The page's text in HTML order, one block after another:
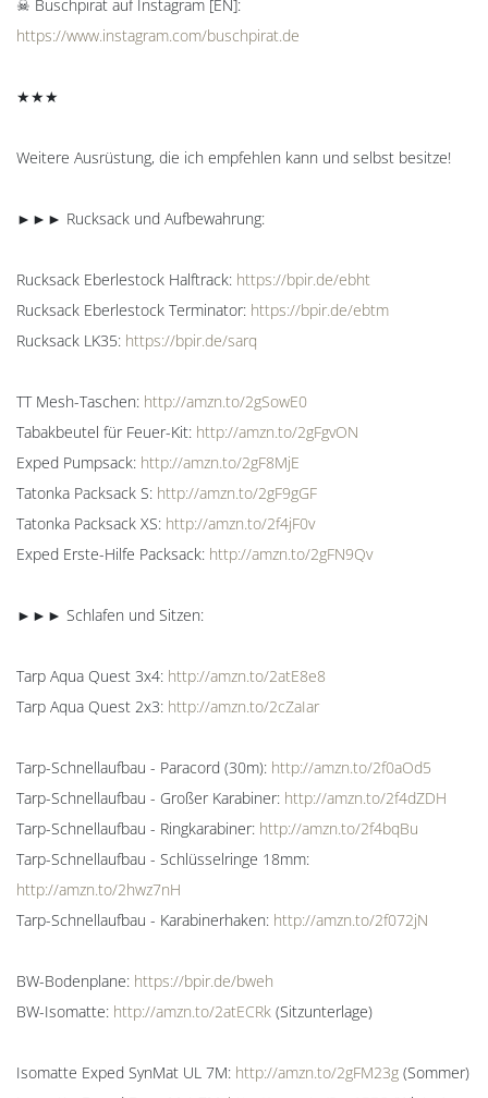
☠ Buschpirat auf Instagram [EN]:
https://www.instagram.com/buschpirat.de
★★★
Weitere Ausrüstung, die ich empfehlen kann und selbst besitze!
►►► Rucksack und Aufbewahrung:
Rucksack Eberlestock Halftrack: https://bpir.de/ebht
Rucksack Eberlestock Terminator: https://bpir.de/ebtm
Rucksack LK35: https://bpir.de/sarq
TT Mesh-Taschen: http://amzn.to/2gSowE0
Tabakbeutel für Feuer-Kit: http://amzn.to/2gFgvON
Exped Pumpsack: http://amzn.to/2gF8MjE
Tatonka Packsack S: http://amzn.to/2gF9gGF
Tatonka Packsack XS: http://amzn.to/2f4jF0v
Exped Erste-Hilfe Packsack: http://amzn.to/2gFN9Qv
►►► Schlafen und Sitzen:
Tarp Aqua Quest 3x4: http://amzn.to/2atE8e8
Tarp Aqua Quest 2x3: http://amzn.to/2cZaIar
Tarp-Schnellaufbau - Paracord (30m): http://amzn.to/2f0aOd5
Tarp-Schnellaufbau - Großer Karabiner: http://amzn.to/2f4dZDH
Tarp-Schnellaufbau - Ringkarabiner: http://amzn.to/2f4bqBu
Tarp-Schnellaufbau - Schlüsselringe 18mm:
http://amzn.to/2hwz7nH
Tarp-Schnellaufbau - Karabinerhaken: http://amzn.to/2f072jN
BW-Bodenplane: https://bpir.de/bweh
BW-Isomatte: http://amzn.to/2atECRk (Sitzunterlage)
Isomatte Exped SynMat UL 7M: http://amzn.to/2gFM23g (Sommer)